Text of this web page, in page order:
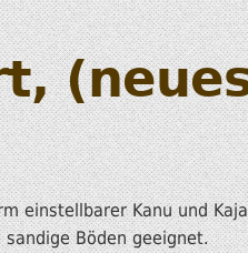
einstellbarer Kanu und
Böden geeignet.